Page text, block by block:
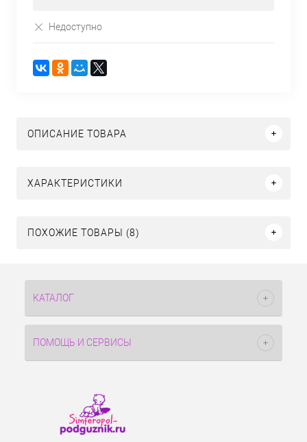
Недоступно
ОПИСАНИЕ ТОВАРА
ХАРАКТЕРИСТИКИ
ПОХОЖИЕ ТОВАРЫ (8)
КАТАЛОГ
ПОМОЩЬ И СЕРВИСЫ